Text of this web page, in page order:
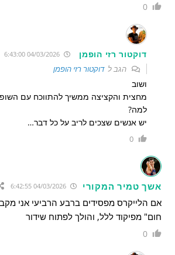
0
דוקטור רזי הופמן
הגב לדוקטור רזי הופמן
ושוב
מחצית והקציצה ממשיך להתווכח עם
למה?
יש אנשים שצכים לריב על כל דבר…
0
אשך טמיר המקורי
אם הלייקרס מפסידים ברבע הרביעי אני
חום" מפיקוד ללל, והולך לפתוח שידור
0